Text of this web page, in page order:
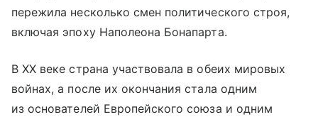
пережила несколько смен политического строя,
включая эпоху Наполеона Бонапарта.
В XX веке страна участвовала в обеих мировых
войнах, а после их окончания стала одним
из основателей Европейского союза и одним